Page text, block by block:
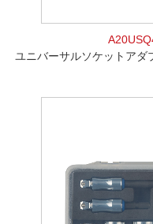
ユニバーサルソケットア